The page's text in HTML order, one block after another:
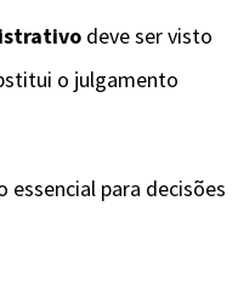
deve ser visto
o julgamento
essencial para decisões